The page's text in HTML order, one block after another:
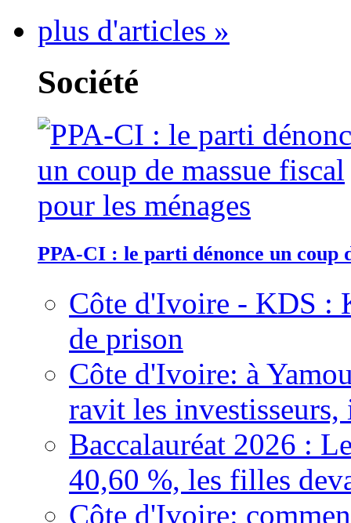
plus d'articles »
Société
PPA-CI : le parti dénonce un coup
Côte d'Ivoire - KDS :
de prison
Côte d'Ivoire: à
ravit les
Baccalauréat 2026 :
40,60 %, les filles
Côte d'Ivoire: